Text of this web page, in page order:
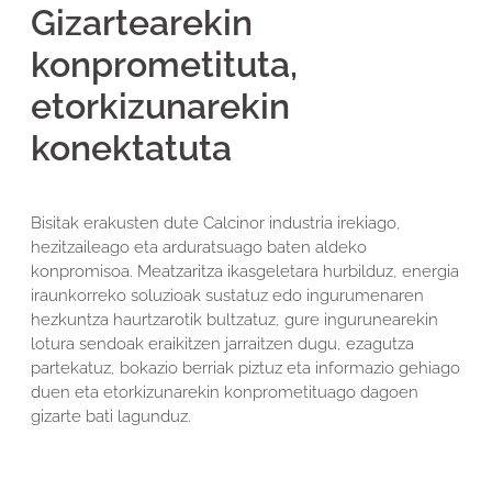
Gizartearekin
konprometituta,
etorkizunarekin
konektatuta
Bisitak erakusten dute Calcinor industria irekiago,
hezitzaileago eta arduratsuago baten aldeko
konpromisoa. Meatzaritza ikasgeletara hurbilduz, energia
iraunkorreko soluzioak sustatuz edo ingurumenaren
hezkuntza haurtzarotik bultzatuz, gure ingurunearekin
lotura sendoak eraikitzen jarraitzen dugu, ezagutza
partekatuz, bokazio berriak piztuz eta informazio gehiago
duen eta etorkizunarekin konprometituago dagoen
gizarte bati lagunduz.